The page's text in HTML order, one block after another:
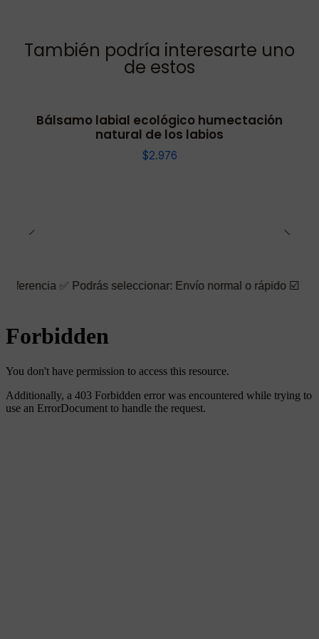
También podría interesarte uno
de estos
Bálsamo labial ecológico humectación
natural de los labios
$2.976
seleccionar: Envío normal o rápido ☑️ También